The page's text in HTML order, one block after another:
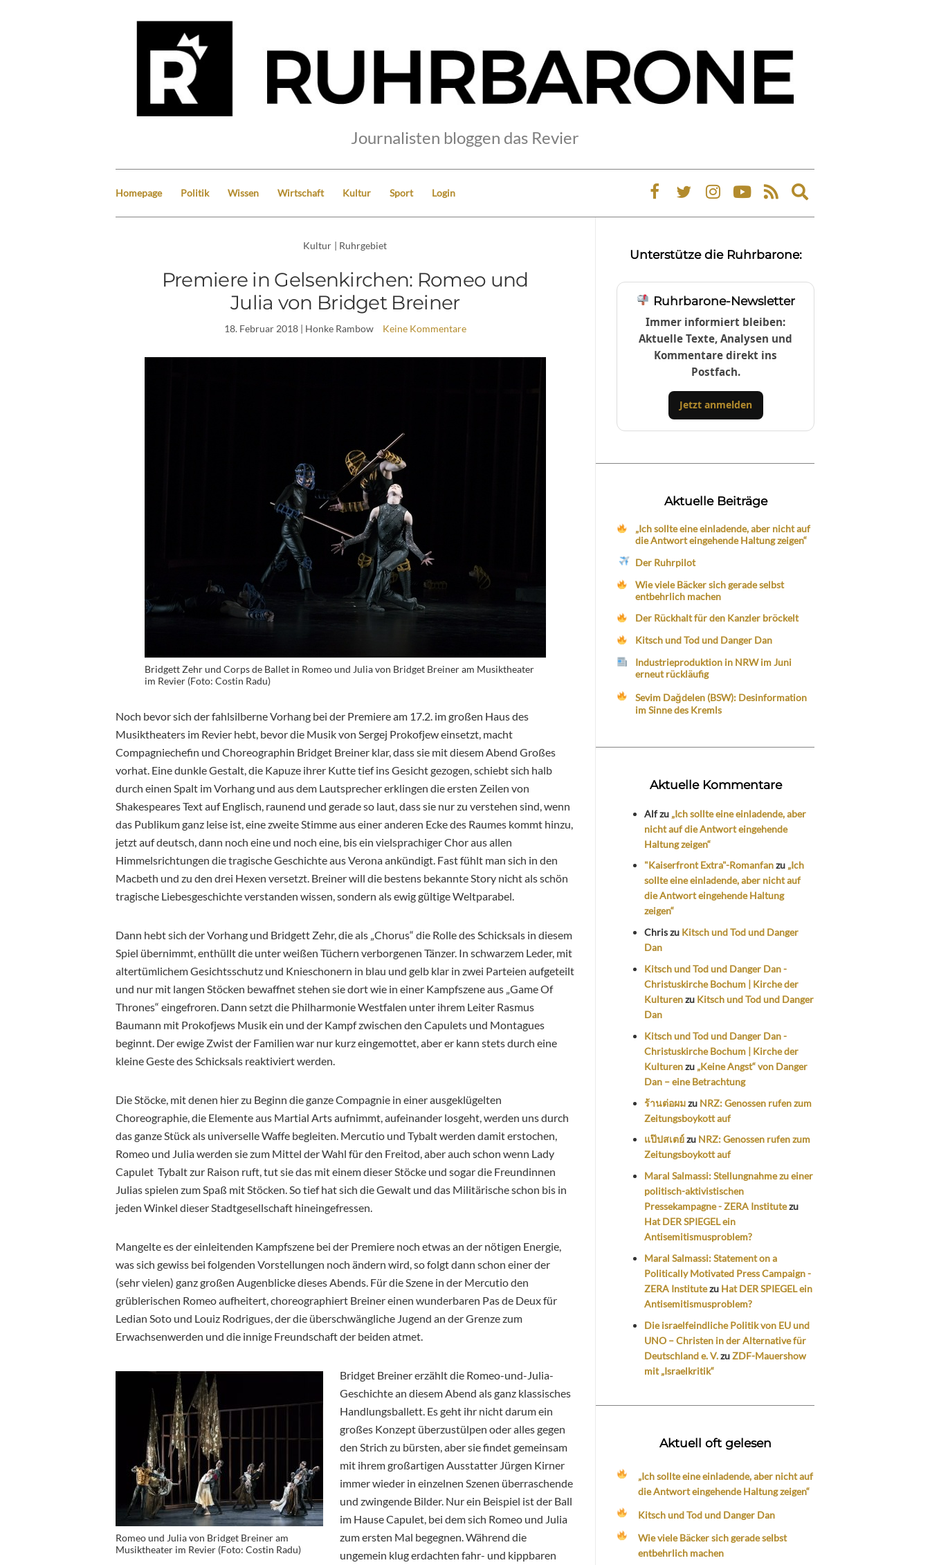
Journalisten bloggen das Revier
Homepage Politik Wissen Wirtschaft Kultur Sport Login
Expand
search
Kultur | Ruhrgebiet
Premiere in Gelsenkirchen: Romeo und
Julia von Bridget Breiner
18. Februar 2018| Honke Rambow Keine Kommentare
Bridgett Zehr und Corps de Ballet in Romeo und Julia von Bridget Breiner am Musiktheater
im Revier (Foto: Costin Radu)
Noch bevor sich der fahlsilberne Vorhang bei der Premiere am 17.2. im großen Haus des
Musiktheaters im Revier hebt, bevor die Musik von Sergej Prokofjew einsetzt, macht
Compagniechefin und Choreographin Bridget Breiner klar, dass sie mit diesem Abend Großes
vorhat. Eine dunkle Gestalt, die Kapuze ihrer Kutte tief ins Gesicht gezogen, schiebt sich halb
durch einen Spalt im Vorhang und aus dem Lautsprecher erklingen die ersten Zeilen von
Shakespeares Text auf Englisch, raunend und gerade so laut, dass sie nur zu verstehen sind, wenn
das Publikum ganz leise ist, eine zweite Stimme aus einer anderen Ecke des Raumes kommt hinzu,
jetzt auf deutsch, dann noch eine und noch eine, bis ein vielsprachiger Choraus allen
Himmelsrichtungen die tragische Geschichte aus Verona ankündigt. Fast fühlt man sich in den
Macbeth und zu den drei Hexen versetzt. Breiner will die bestens bekannte Story nicht als schön
tragische Liebesgeschichte verstanden wissen, sondern als ewig gültige Weltparabel.
Dann hebt sich der Vorhang und Bridgett Zehr, die als „Chorus“ die Rolle des Schicksals in diesem
Spiel übernimmt, enthüllt die unter weißen Tüchern verborgenen Tänzer. In schwarzem Leder, mit
altertümlichem Gesichtsschutz und Knieschonern in blau und gelb klar in zwei Parteien aufgeteilt
und nur mit langen Stöcken bewaffnet stehen sie dort wie in einer Kampfszene aus „Game Of
Thrones“ eingefroren. Dann setzt die Philharmonie Westfalen unter ihrem Leiter Rasmus
Baumann mit Prokofjews Musik ein und der Kampf zwischen den Capulets und Montagues
beginnt. Der ewige Zwist der Familien war nur kurz eingemottet, aber er kann stets durch eine
kleine Geste des Schicksals reaktiviert werden.
Die Stöcke, mit denen hier zu Beginn die ganze Compagnie in einer ausgeklügelten
Choreographie, die Elemente aus Martial Arts aufnimmt, aufeinander losgeht, werden uns durch
das ganze Stück als universelle Waffe begleiten. Mercutio und Tybalt werden damit erstochen,
Romeo und Julia werden sie zum Mittel der Wahl für den Freitod, aber auch schon wenn Lady
Capulet Tybalt zur Raison ruft, tut sie das mit einem dieser Stöcke und sogar die Freundinnen
Julias spielen zum Spaß mit Stöcken. So tief hat sich die Gewalt und das Militärische schon bis in
jeden Winkel dieser Stadtgesellschaft hineingefressen.
Mangelte es der einleitenden Kampfszene bei der Premiere noch etwas an der nötigen Energie,
was sich gewiss bei folgenden Vorstellungen noch ändern wird, so folgt dann schon einer der
(sehr vielen) ganz großen Augenblicke dieses Abends. Für die Szene in der Mercutio den
grüblerischen Romeo aufheitert, choreographiert Breiner einen wunderbaren Pas de Deux für
Ledian Soto und Louiz Rodrigues, der die überschwängliche Jugend an der Grenze zum
Erwachsenwerden und die innige Freundschaft der beiden atmet.
Romeo und Julia von Bridget Breiner am
Musiktheater im Revier (Foto: Costin Radu)
Bridget Breiner erzählt die Romeo-und-Julia-
Geschichte an diesem Abend als ganz klassisches
Handlungsballett. Es geht ihr nicht darum ein
großes Konzept überzustülpen oder alles gegen
den Strich zu bürsten, aber sie findet gemeinsam
mit ihrem großartigen Ausstatter Jürgen Kirner
immer wieder in einzelnen Szenen überraschende
und zwingende Bilder. Nur ein Beispiel ist der Ball
im Hause Capulet, bei dem sich Romeo und Julia
zum ersten Mal begegnen. Während die
ungemein klug erdachten fahr- und kippbaren
Unterstütze die Ruhrbarone:
Ruhrbarone-Newsletter
Immer informiert bleiben:
Aktuelle Texte, Analysen und
Kommentare direkt ins
Postfach.
Jetzt anmelden
Aktuelle Beiträge
„Ich sollte eine einladende, aber nicht auf
die Antwort eingehende Haltung zeigen“
Der Ruhrpilot
Wie viele Bäcker sich gerade selbst
entbehrlich machen
Der Rückhalt für den Kanzler bröckelt
Kitsch und Tod und Danger Dan
Industrieproduktion in NRW im Juni
erneut rückläufig
Sevim Dağdelen (BSW): Desinformation
im Sinne des Kremls
Aktuelle Kommentare
Alfzu „Ich sollte eine einladende, aber
nicht auf die Antwort eingehende
Haltung zeigen“
"Kaiserfront Extra"-Romanfanzu „Ich
sollte eine einladende, aber nicht auf
die Antwort eingehende Haltung
zeigen“
Chriszu Kitsch und Tod und Danger
Dan
Kitsch und Tod und Danger Dan -
Christuskirche Bochum | Kirche der
Kulturenzu Kitsch und Tod und Danger
Dan
Kitsch und Tod und Danger Dan -
Christuskirche Bochum | Kirche der
Kulturenzu „Keine Angst“ von Danger
Dan – eine Betrachtung
ร้านต่อผมzu NRZ: Genossen rufen zum
Zeitungsboykott auf
แป๊ปสเตย์zu NRZ: Genossen rufen zum
Zeitungsboykott auf
Maral Salmassi: Stellungnahme zu einer
politisch-aktivistischen
Pressekampagne - ZERA Institutezu
Hat DER SPIEGEL ein
Antisemitismusproblem?
Maral Salmassi: Statement on a
Politically Motivated Press Campaign -
ZERA Institutezu Hat DER SPIEGEL ein
Antisemitismusproblem?
Die israelfeindliche Politik von EU und
UNO – Christen in der Alternative für
Deutschland e. V.zuZDF-Mauershow
mit „Israelkritik“
Aktuell oft gelesen
„Ich sollte eine einladende, aber nicht auf
die Antwort eingehende Haltung zeigen“
Kitsch und Tod und Danger Dan
Wie viele Bäcker sich gerade selbst
entbehrlich machen